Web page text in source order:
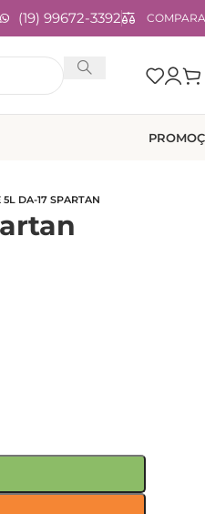
(19) 99672-3392
5L DA-17 SPARTAN